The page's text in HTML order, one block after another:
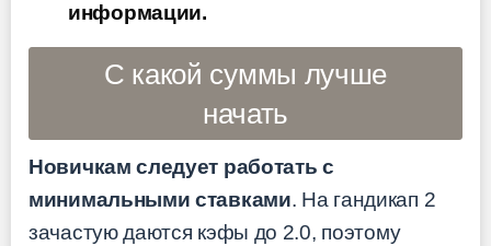
информации.
С какой суммы лучше
начать
Новичкам следует работать с
минимальными ставками. На гандикап 2
зачастую даются кэфы до 2.0, поэтому